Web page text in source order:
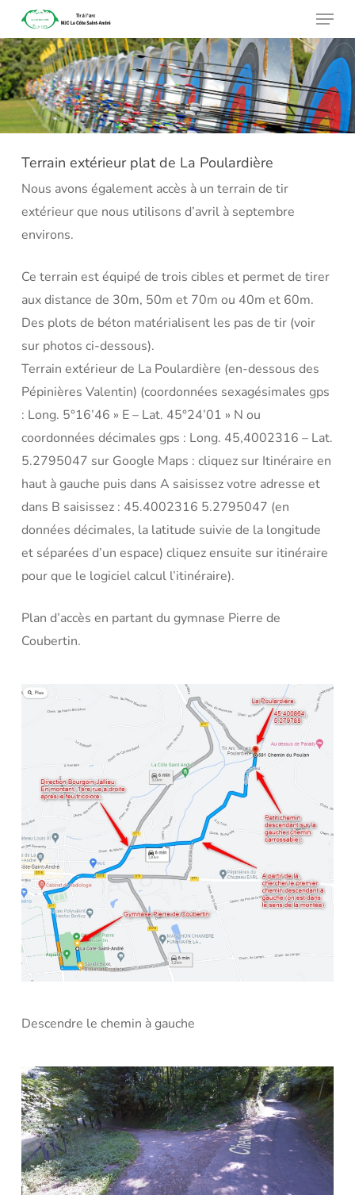
main
content
Menu
Terrain extérieur plat de La Poulardière
Nous avons également accès à un terrain de tir
extérieur que nous utilisons d’avril à septembre
environs.
Ce terrain est équipé de trois cibles et permet de tirer
aux distance de 30m, 50m et 70m ou 40m et 60m.
Des plots de béton matérialisent les pas de tir (voir
sur photos ci-dessous).
Terrain extérieur de La Poulardière (en-dessous des
Pépinières Valentin) (coordonnées sexagésimales gps
: Long. 5°16’46 » E – Lat. 45°24’01 » N ou
coordonnées décimales gps : Long. 45,4002316 – Lat.
5.2795047 sur Google Maps : cliquez sur Itinéraire en
haut à gauche puis dans A saisissez votre adresse et
dans B saisissez : 45.4002316 5.2795047 (en
données décimales, la latitude suivie de la longitude
et séparées d’un espace) cliquez ensuite sur itinéraire
pour que le logiciel calcul l’itinéraire).
Plan d’accès en partant du gymnase Pierre de
Coubertin.
Descendre le chemin à gauche